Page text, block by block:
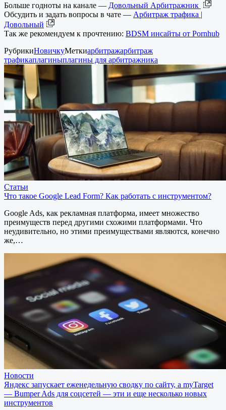
Больше годноты на канале — Довольный Арбитражник
Обсудить и задать вопросы в чате — Арбитраж трафика |
Довольный
Так же рекомендуем к прочтению: BDSM инсайты от Pornhub
РубрикиНовичкуМеткиарбитражарбитраж
трафикаплагиныплагины для арбитражника
Статьи
Что такое Google Lead Form? Как работать с инструментом?
Google Ads, как рекламная платформа, имеет множество
преимуществ перед другими схожими платформами. Что
неудивительно, но этими преимуществами являются, конечно
же,…
Новости
Яндекс запускает еженедельную сводку по сайту, а myTarget
— Bumper Ads для соцсетей — эти и еще несколько новых
инструментов